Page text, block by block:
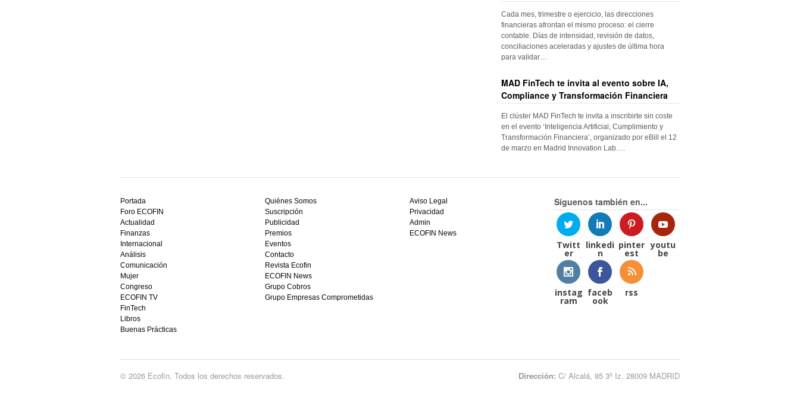
Cada mes, trimestre o ejercicio, las direcciones
financieras afrontan el mismo proceso: el cierre
contable. Días de intensidad, revisión de datos,
conciliaciones aceleradas y ajustes de última hora
para validar…
MAD FinTech te invita al evento sobre IA,
Compliance y Transformación Financiera
El clúster MAD FinTech te invita a inscribirte sin coste
en el evento ‘Inteligencia Artificial, Cumplimiento y
Transformación Financiera’, organizado por eBill el 12
de marzo en Madrid Innovation Lab….
mejor
bono
sin
depósito
casino
en
España,
visita
este
sitio
restaurantedonmauro.es
y
ganar
hoy
Portada
Foro ECOFIN
Actualidad
Finanzas
Internacional
Análisis
Comunicación
Mujer
Congreso
ECOFIN TV
FinTech
Libros
Buenas Prácticas
Quiénes Somos
Suscripción
Publicidad
Premios
Eventos
Contacto
Revista Ecofin
ECOFIN News
Grupo Cobros
Grupo Empresas Comprometidas
Aviso Legal
Privacidad
Admin
ECOFIN News
Síguenos también en...
Twitt
er
linkedi
n
pinter
est
youtu
be
instag
ram
faceb
ook
rss
© 2026 Ecofin. Todos los derechos reservados. Dirección: C/ Alcalá, 85 3º Iz. 28009 MADRID